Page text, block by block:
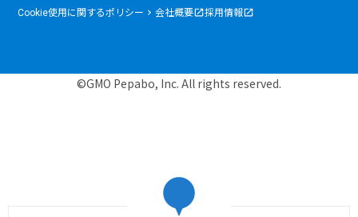
Cookie使用に関するポリシー
会社概要 採用情報
©GMO Pepabo, Inc. All rights reserved.